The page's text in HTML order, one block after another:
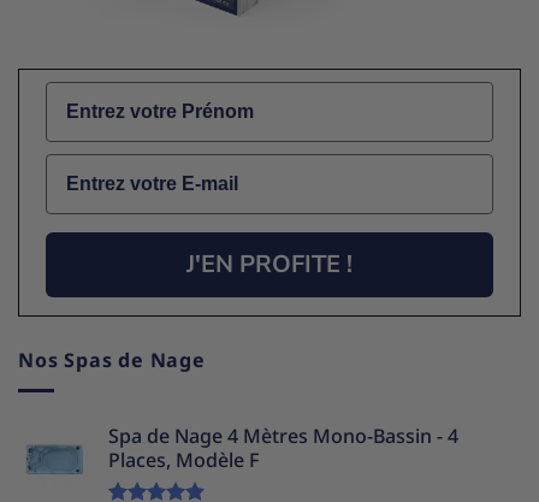
Name
Email
J'EN PROFITE !
Nos Spas de Nage
Spa de Nage 4 Mètres Mono-Bassin - 4
Places, Modèle F